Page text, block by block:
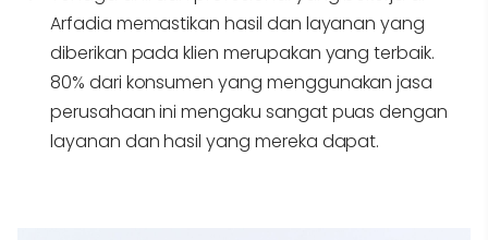
Arfadia memastikan hasil dan layanan yang
diberikan pada klien merupakan yang terbaik.
80% dari konsumen yang menggunakan jasa
perusahaan ini mengaku sangat puas dengan
layanan dan hasil yang mereka dapat.